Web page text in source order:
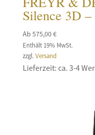
Silence 3D
Ab 575,00€
Enthält 19% MwSt.
zzgl. Versand
Lieferzeit: ca. 3-4